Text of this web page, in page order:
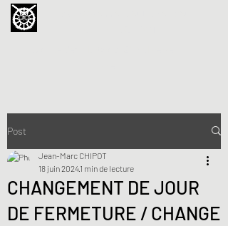
Post
CHANGEMENT DE JOUR
DE FERMETURE / CHANGE
Jean-Marc CHIPOT
18 juin 20241 min de lecture